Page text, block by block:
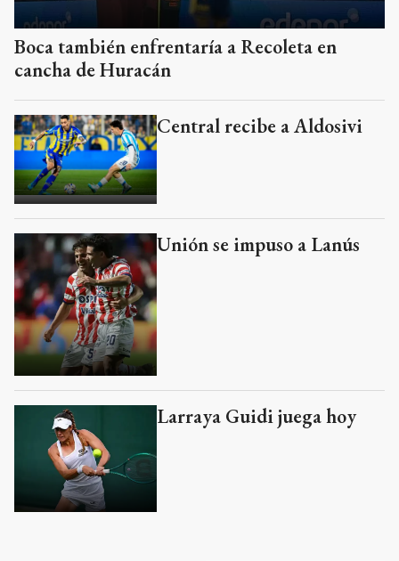
Boca también enfrentaría a Recoleta en
cancha de Huracán
Central recibe a Aldosivi
Unión se impuso a Lanús
Larraya Guidi juega hoy